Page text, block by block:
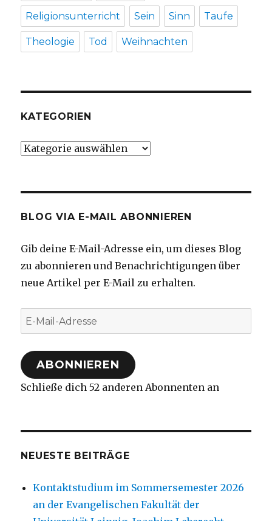
Religionsunterricht Sein Sinn Taufe
Theologie Tod Weihnachten
KATEGORIEN
Kategorien
BLOG VIA E-MAIL ABONNIEREN
Gib deine E-Mail-Adresse ein, um dieses Blog
zu abonnieren und Benachrichtigungen über
neue Artikel per E-Mail zu erhalten.
E-
Mail-
Adresse
ABONNIEREN
Schließe dich 52 anderen Abonnenten an
NEUESTE BEITRÄGE
Kontaktstudium im Sommersemester 2026
an der Evangelischen Fakultät der